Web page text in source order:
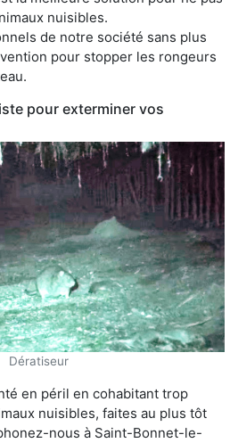
nuisibles.
de notre société sans plus
pour stopper les rongeurs
pour exterminer vos
Dératiseur
en péril en cohabitant trop
nuisibles, faites au plus tôt
nous à Saint-Bonnet-le-